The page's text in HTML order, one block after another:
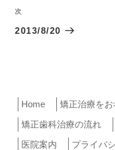
ビ
ゲ
投
稿
次
の
次
2013/8/20
Home
矯正治療を
矯正歯科治療の流れ
医院案内
プライバ